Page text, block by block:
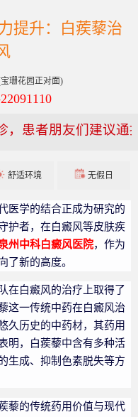
提升：白蒺藜治
珊花园正对面)
，患者朋友们建议通
舒适环境 无假日
医学的结合正成为研究的
护者，在白癜风等皮肤疾
州中科白癜风医院，作为
了新的高度。
在白癜风的治疗上取得了
这一传统中药在白癜风治
久历史的中药材，其药用
明，白蒺藜中含有多种活
生成、抑制色素脱失等方
藜的传统药用价值与现代